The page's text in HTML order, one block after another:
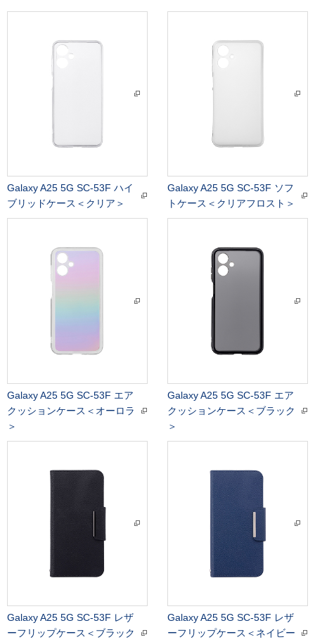
Galaxy A25 5G SC-53F ハイ
ブリッドケース＜クリア＞
Galaxy A25 5G SC-53F ソフ
トケース＜クリアフロスト＞
Galaxy A25 5G SC-53F エア
クッションケース＜オーロラ
＞
Galaxy A25 5G SC-53F エア
クッションケース＜ブラック
＞
Galaxy A25 5G SC-53F レザ
ーフリップケース＜ブラック
Galaxy A25 5G SC-53F レザ
ーフリップケース＜ネイビー